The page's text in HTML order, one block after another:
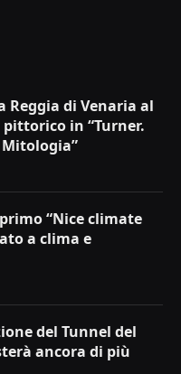
Reggia di Venaria al
in “Turner.
“Nice climate
a clima e
del Tunnel del
ancora di più